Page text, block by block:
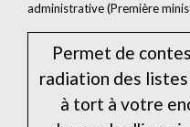
administrative (Première
Permet de
radiation des
à tort à votre